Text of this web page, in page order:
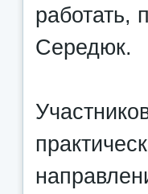
работать,
Середюк.